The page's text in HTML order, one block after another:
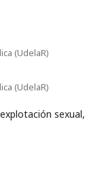
(UdelaR)
(UdelaR)
sexual,